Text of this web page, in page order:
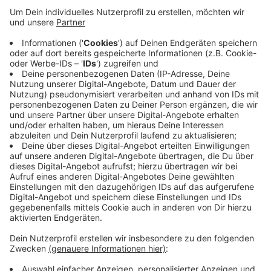
Stellen erst bis Ende 2022 geschaffen werden. Das
sagt Wuppertals Gesundheitsdezernent Stefan
Kühn. Die Frage ist aber auch, wie gut es klappt,
die Stellen zu besetzten. Denn Ärzte verdienen
woanders oft mehr. Aber die Stadt ist bereit, das
Tarifrecht voll auszunutzen. Und sie wünscht sich,
dass Ärzte schon im Studium die Arbeit im
Gesundheitsamt kennenlernen, zum Beispiel als
Nebenjob.
Veröffentlicht:Dienstag, 08.09.2020 10:52
Anzeige